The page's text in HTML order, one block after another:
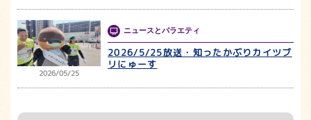
2026/05/25
ニュースとバラエティ
2026/5/25放送・知ったかぶりカイツブ
リにゅーす